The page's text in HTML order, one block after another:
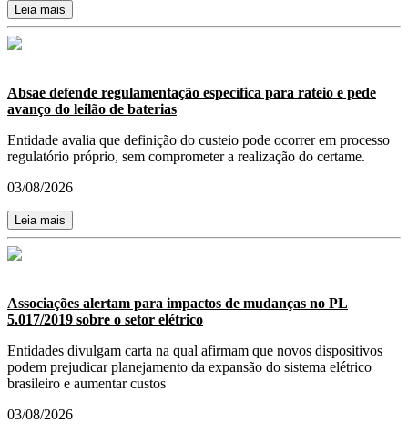
Leia mais
Absae defende regulamentação específica para rateio e pede
avanço do leilão de baterias
Entidade avalia que definição do custeio pode ocorrer em processo
regulatório próprio, sem comprometer a realização do certame.
03/08/2026
Leia mais
Associações alertam para impactos de mudanças no PL
5.017/2019 sobre o setor elétrico
Entidades divulgam carta na qual afirmam que novos dispositivos
podem prejudicar planejamento da expansão do sistema elétrico
brasileiro e aumentar custos
03/08/2026